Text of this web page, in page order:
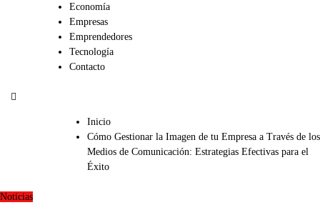
Economía
Empresas
Emprendedores
Tecnología
Contacto
Inicio
Cómo Gestionar la Imagen de tu Empresa a Través de los
Medios de Comunicación: Estrategias Efectivas para el
Éxito
Noticias